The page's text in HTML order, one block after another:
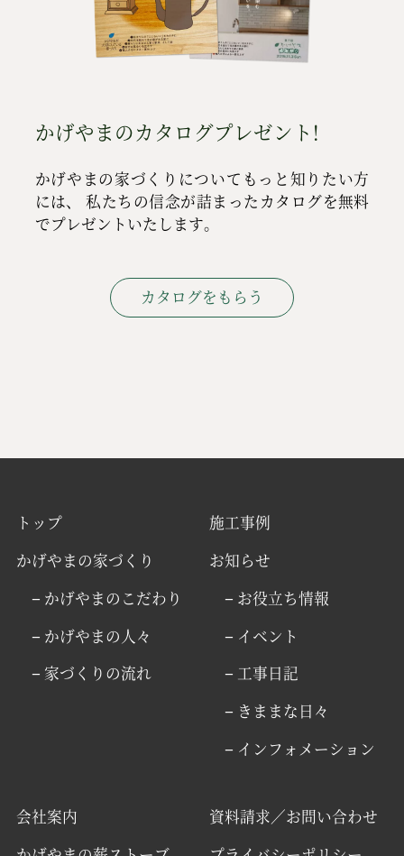
かげやまのカタログプレゼント!
かげやまの家づくりについてもっと知りたい方
には、
私たちの信念が詰まったカタログを無料
でプレゼントいたします。
カタログをもらう
トップ
かげやまの家づくり
− かげやまのこだわり
− かげやまの人々
− 家づくりの流れ
施工事例
お知らせ
− お役立ち情報
− イベント
− 工事日記
− きままな日々
− インフォメーション
会社案内
資料請求／お問い合わせ